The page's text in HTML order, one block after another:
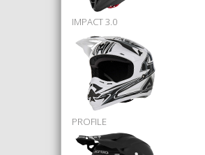
IMPACT 3.0
PROFILE